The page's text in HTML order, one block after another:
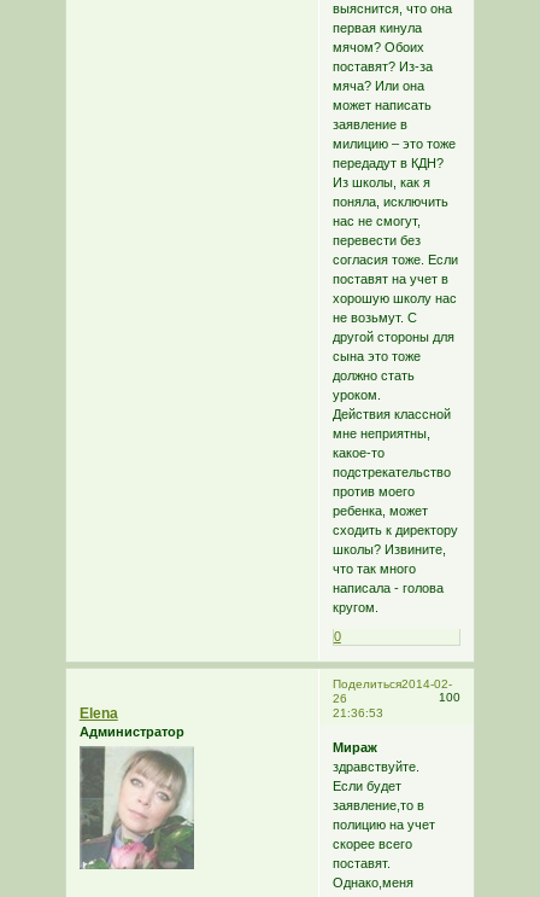
выяснится, что она
первая кинула
мячом? Обоих
поставят? Из-за
мяча? Или она
может написать
заявление в
милицию – это тоже
передадут в КДН?
Из школы, как я
поняла, исключить
нас не смогут,
перевести без
согласия тоже. Если
поставят на учет в
хорошую школу нас
не возьмут. С
другой стороны для
сына это тоже
должно стать
уроком.
Действия классной
мне неприятны,
какое-то
подстрекательство
против моего
ребенка, может
сходить к директору
школы? Извините,
что так много
написала - голова
кругом.
0
Поделиться
100
2014-02-
26
21:36:53
Elena
Администратор
Мираж
здравствуйте.
Если будет
заявление,то в
полицию на учет
скорее всего
поставят.
Однако,меня